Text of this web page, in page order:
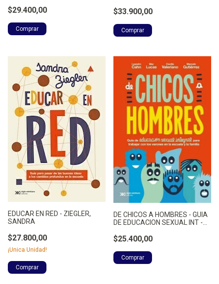
$29.400,00 $33.900,00
EDUCAR EN RED - ZIEGLER,
SANDRA
$27.800,00
¡Unica Unidad!
DE CHICOS A HOMBRES - GUIA
DE EDUCACION SEXUAL INT -
$25.400,00